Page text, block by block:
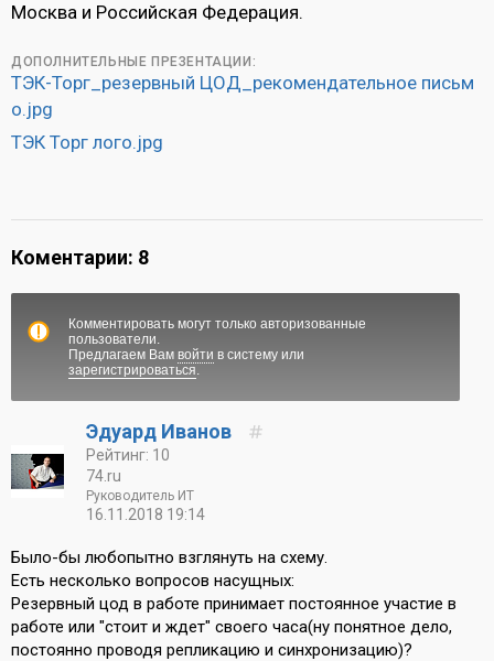
Москва и Российская Федерация.
ДОПОЛНИТЕЛЬНЫЕ ПРЕЗЕНТАЦИИ:
ТЭК-Торг_резервный ЦОД_рекомендательное письм
о.jpg
ТЭК Торг лого.jpg
Коментарии: 8
Комментировать могут только авторизованные
пользователи.
Предлагаем Вам войти в систему или
зарегистрироваться.
Эдуард Иванов
Рейтинг: 10
74.ru
Руководитель ИТ
16.11.2018 19:14
Было-бы любопытно взглянуть на схему.
Есть несколько вопросов насущных:
Резервный цод в работе принимает постоянное участие в
работе или "стоит и ждет" своего часа(ну понятное дело,
постоянно проводя репликацию и синхронизацию)?